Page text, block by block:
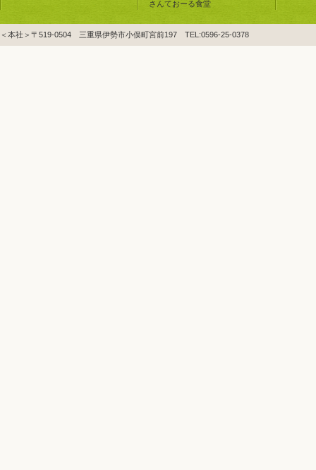
さんておーる食堂
＜本社＞〒519-0504 三重県伊勢市小俣町宮前197 TEL:0596-25-0378